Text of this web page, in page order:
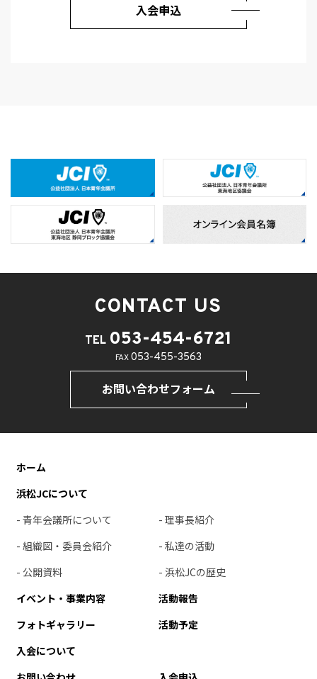
入会申込
CONTACT US
TEL 053-454-6721
FAX053-455-3563
お問い合わせフォーム
ホーム
浜松JCについて
- 青年会議所について
- 理事長紹介
- 組織図・委員会紹介
- 私達の活動
- 公開資料
- 浜松JCの歴史
イベント・事業内容
活動報告
フォトギャラリー
活動予定
入会について